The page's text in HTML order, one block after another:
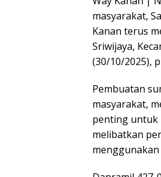
masyarakat,
Kanan terus
Sriwijaya,
(30/10/2025),
Pembuatan
masyarakat,
penting untuk
melibatkan